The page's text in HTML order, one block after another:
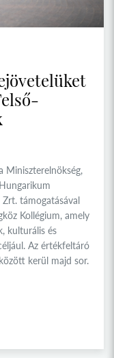
Miniszterelnökség,
támogatásával
Kollégium, amely
kulturális és
Az értékfeltáró
kerül majd sor.